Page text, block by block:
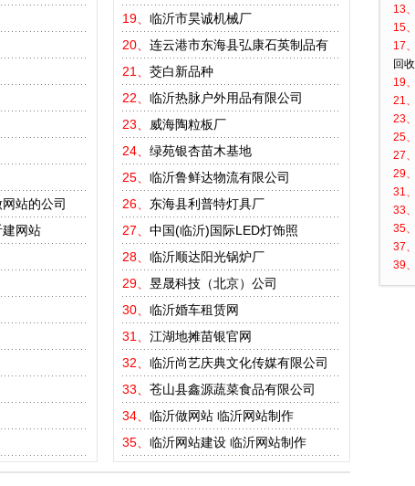
站的公司
网站
19、 临沂市昊诚机械厂
20、 连云港市东海县弘康石英制品有
21、 茭白新品种
22、 临沂热脉户外用品有限公司
23、
威海陶粒板厂
24、 绿苑银杏苗木基地
25、 临沂鲁鲜达物流有限公司
26、 东海县利普特灯具厂
27、 中国(临沂)国际LED灯饰照
28、 临沂顺达阳光锅炉厂
29、 昱晟科技（北京）公司
30、 临沂婚车租赁网
31、 江湖地摊苗银官网
32、 临沂尚艺庆典文化传媒有限公司
33、 苍山县鑫源蔬菜食品有限公司
34、 临沂做网站 临沂网站制作
35、 临沂网站建设 临沂网站制作
13、
15、
17、
回收
19、
21、
23、
25、
27、
29、
31、
33、
35、
37、
39、